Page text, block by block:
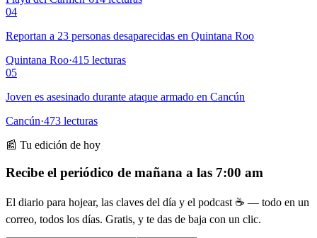
04
Reportan a 23 personas desaparecidas en Quintana Roo
Quintana Roo·415 lecturas
05
Joven es asesinado durante ataque armado en Cancún
Cancún·473 lecturas
📰 Tu edición de hoy
Recibe el periódico de mañana a las 7:00 am
El diario para hojear, las claves del día y el podcast ☕ — todo en un
correo, todos los días. Gratis, y te das de baja con un clic.